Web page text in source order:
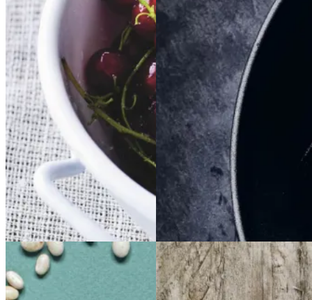
Rysteribs Rysteribs
Gem opskrift
Dessert
Dansk mad
Sommermad
BraiseretBraiseret
oksetværreboksetvæ
rreb
Gem opskrift
Dansk mad
Vintermad
Aftensmad